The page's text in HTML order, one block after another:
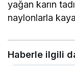
yağan karın
naylonlarla
Haberle ilgili